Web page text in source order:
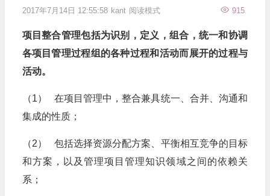
2017年7月14日 12:55:58 kant 915
阅读模式
项目整合管理包括为识别，定义，组合，统一和协调
各项目管理过程组的各种过程和活动而展开的过程与
活动。
（1） 在项目管理中，整合兼具统一、合并、沟通和
集成的性质；
（2） 包括选择资源分配方案、平衡相互竞争的目标
和方案，以及管理项目管理知识领域之间的依赖关
系；